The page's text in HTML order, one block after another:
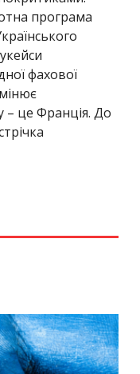
програма
фахової
– це Франція. До